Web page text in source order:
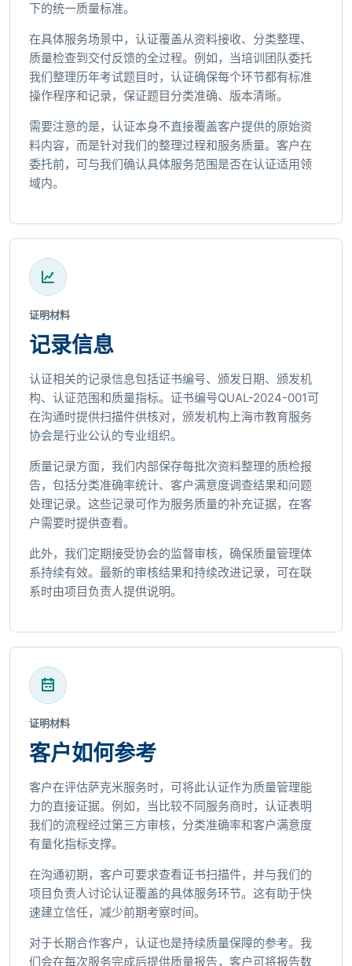
下的统一质量标准。
在具体服务场景中，认证覆盖从资料接收、分类整理、
质量检查到交付反馈的全过程。例如，当培训团队委托
我们整理历年考试题目时，认证确保每个环节都有标准
操作程序和记录，保证题目分类准确、版本清晰。
需要注意的是，认证本身不直接覆盖客户提供的原始资
料内容，而是针对我们的整理过程和服务质量。客户在
委托前，可与我们确认具体服务范围是否在认证适用领
域内。
证明材料
记录信息
认证相关的记录信息包括证书编号、颁发日期、颁发机
构、认证范围和质量指标。证书编号QUAL-2024-001可
在沟通时提供扫描件供核对，颁发机构上海市教育服务
协会是行业公认的专业组织。
质量记录方面，我们内部保存每批次资料整理的质检报
告，包括分类准确率统计、客户满意度调查结果和问题
处理记录。这些记录可作为服务质量的补充证据，在客
户需要时提供查看。
此外，我们定期接受协会的监督审核，确保质量管理体
系持续有效。最新的审核结果和持续改进记录，可在联
系时由项目负责人提供说明。
证明材料
客户如何参考
客户在评估萨克米服务时，可将此认证作为质量管理能
力的直接证据。例如，当比较不同服务商时，认证表明
我们的流程经过第三方审核，分类准确率和客户满意度
有量化指标支撑。
在沟通初期，客户可要求查看证书扫描件，并与我们的
项目负责人讨论认证覆盖的具体服务环节。这有助于快
速建立信任，减少前期考察时间。
对于长期合作客户，认证也是持续质量保障的参考。我
们会在每次服务完成后提供质量报告，客户可将报告数